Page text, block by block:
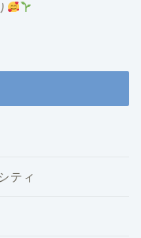
ティ